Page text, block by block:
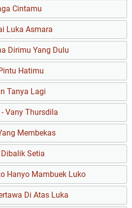
Cintamu
Luka Asmara
Dirimu Yang Dulu
Hatimu
Tanya Lagi
Vany Thursdila
Membekas
Setia
Hanyo Mambuek Luko
Di Atas Luka